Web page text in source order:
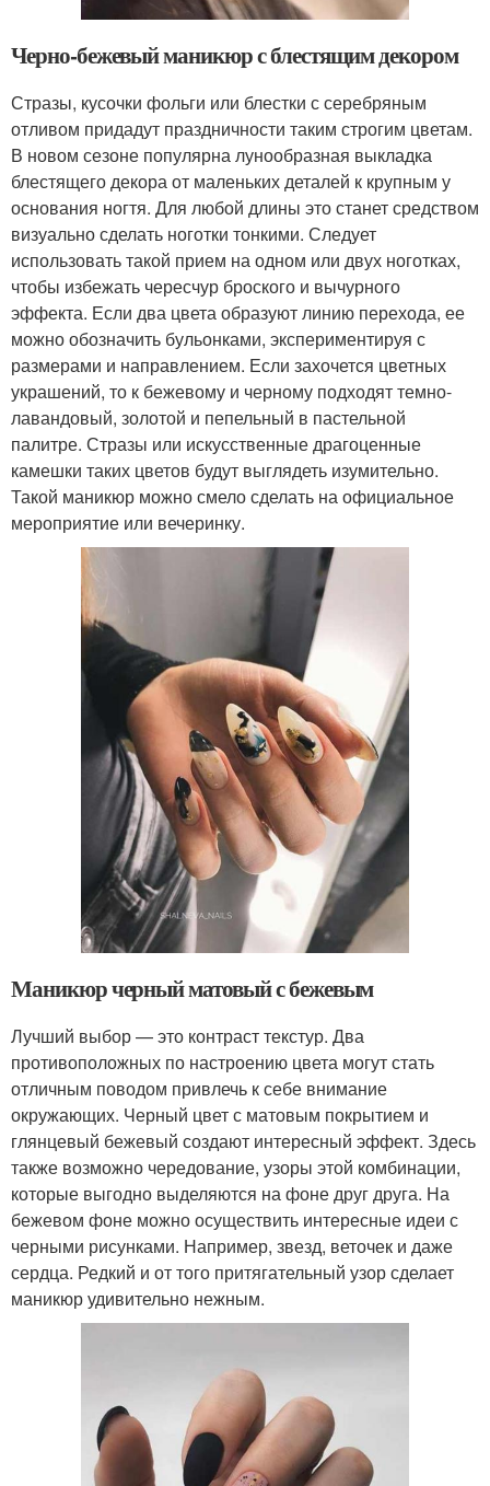
Черно-бежевый маникюр с блестящим декором
Стразы, кусочки фольги или блестки с серебряным
отливом придадут праздничности таким строгим цветам.
В новом сезоне популярна лунообразная выкладка
блестящего декора от маленьких деталей к крупным у
основания ногтя. Для любой длины это станет средством
визуально сделать ноготки тонкими. Следует
использовать такой прием на одном или двух ноготках,
чтобы избежать чересчур броского и вычурного
эффекта. Если два цвета образуют линию перехода, ее
можно обозначить бульонками, экспериментируя с
размерами и направлением. Если захочется цветных
украшений, то к бежевому и черному подходят темно-
лавандовый, золотой и пепельный в пастельной
палитре. Стразы или искусственные драгоценные
камешки таких цветов будут выглядеть изумительно.
Такой маникюр можно смело сделать на официальное
мероприятие или вечеринку.
Маникюр черный матовый с бежевым
Лучший выбор — это контраст текстур. Два
противоположных по настроению цвета могут стать
отличным поводом привлечь к себе внимание
окружающих. Черный цвет с матовым покрытием и
глянцевый бежевый создают интересный эффект. Здесь
также возможно чередование, узоры этой комбинации,
которые выгодно выделяются на фоне друг друга. На
бежевом фоне можно осуществить интересные идеи с
черными рисунками. Например, звезд, веточек и даже
сердца. Редкий и от того притягательный узор сделает
маникюр удивительно нежным.